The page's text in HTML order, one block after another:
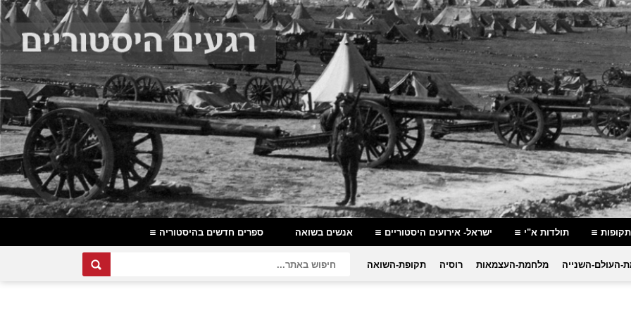
תקופות תולדות א"י ישראל- אירועים היסטוריים אנשים בשואה ספרים חדשים בהיסטוריה
העולם-השנייה מלחמת-העצמאות רוסיה תקופת-השואה